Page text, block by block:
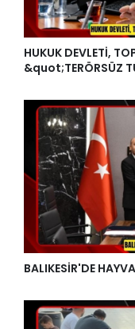
HUKUK DEVLETİ,
&quot;TERÖRSÜZ
BALIKESİR'DE